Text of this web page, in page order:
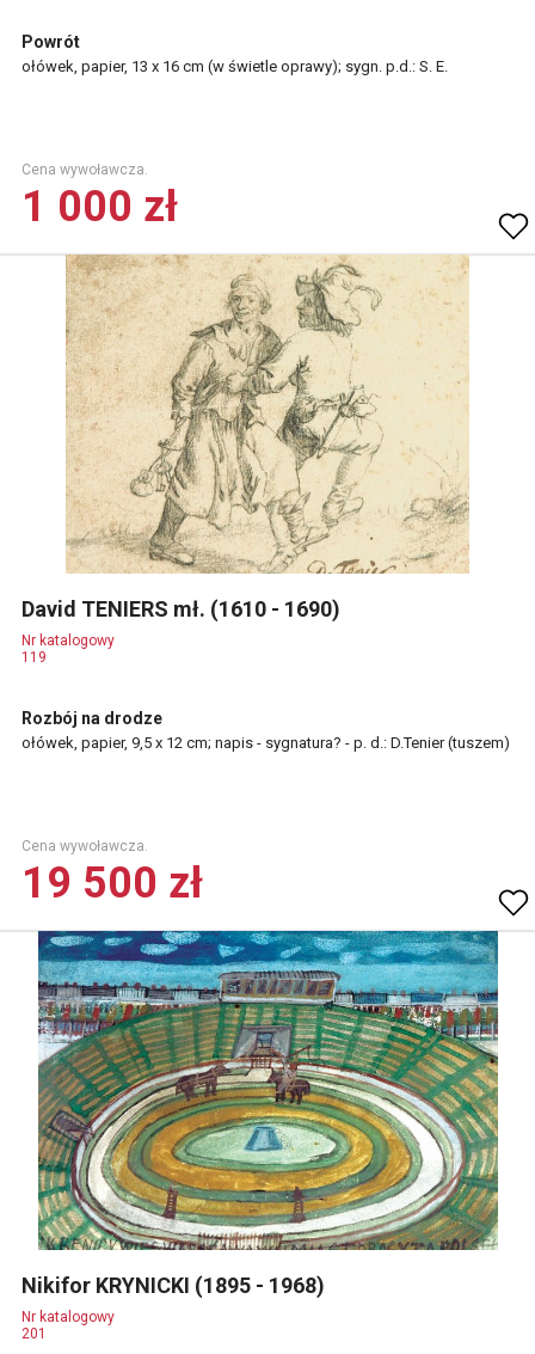
Powrót
ołówek, papier, 13 x 16 cm (w świetle oprawy); sygn. p.d.: S. E.
Cena wywoławcza.
1 000 zł
David TENIERS mł. (1610 - 1690)
Nr katalogowy
119
Rozbój na drodze
ołówek, papier, 9,5 x 12 cm; napis - sygnatura? - p. d.: D.Tenier (tuszem)
Cena wywoławcza.
19 500 zł
Nikifor KRYNICKI (1895 - 1968)
Nr katalogowy
201